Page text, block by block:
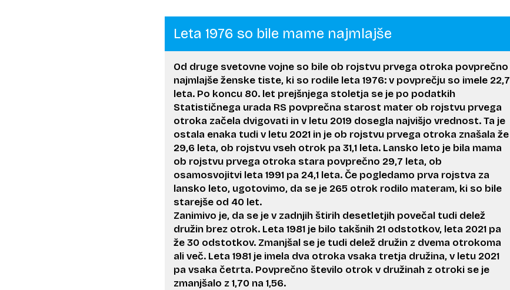
Leta 1976 so bile mame najmlajše
Od druge svetovne vojne so bile ob rojstvu prvega otroka povprečno
najmlajše ženske tiste, ki so rodile leta 1976: v povprečju so imele 22,7
leta. Po koncu 80. let prejšnjega stoletja se je po podatkih
Statističnega urada RS povprečna starost mater ob rojstvu prvega
otroka začela dvigovati in v letu 2019 dosegla najvišjo vrednost. Ta je
ostala enaka tudi v letu 2021 in je ob rojstvu prvega otroka znašala že
29,6 leta, ob rojstvu vseh otrok pa 31,1 leta. Lansko leto je bila mama
ob rojstvu prvega otroka stara povprečno 29,7 leta, ob
osamosvojitvi leta 1991 pa 24,1 leta. Če pogledamo prva rojstva za
lansko leto, ugotovimo, da se je 265 otrok rodilo materam, ki so bile
starejše od 40 let.
Zanimivo je, da se je v zadnjih štirih desetletjih povečal tudi delež
družin brez otrok. Leta 1981 je bilo takšnih 21 odstotkov, leta 2021 pa
že 30 odstotkov. Zmanjšal se je tudi delež družin z dvema otrokoma
ali več. Leta 1981 je imela dva otroka vsaka tretja družina, v letu 2021
pa vsaka četrta. Povprečno število otrok v družinah z otroki se je
zmanjšalo z 1,70 na 1,56.